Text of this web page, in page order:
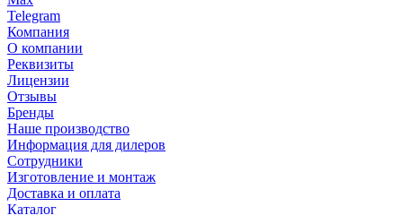
Telegram
Компания
О компании
Реквизиты
Лицензии
Отзывы
Бренды
Наше производство
Информация для дилеров
Сотрудники
Изготовление и монтаж
Доставка и оплата
Каталог